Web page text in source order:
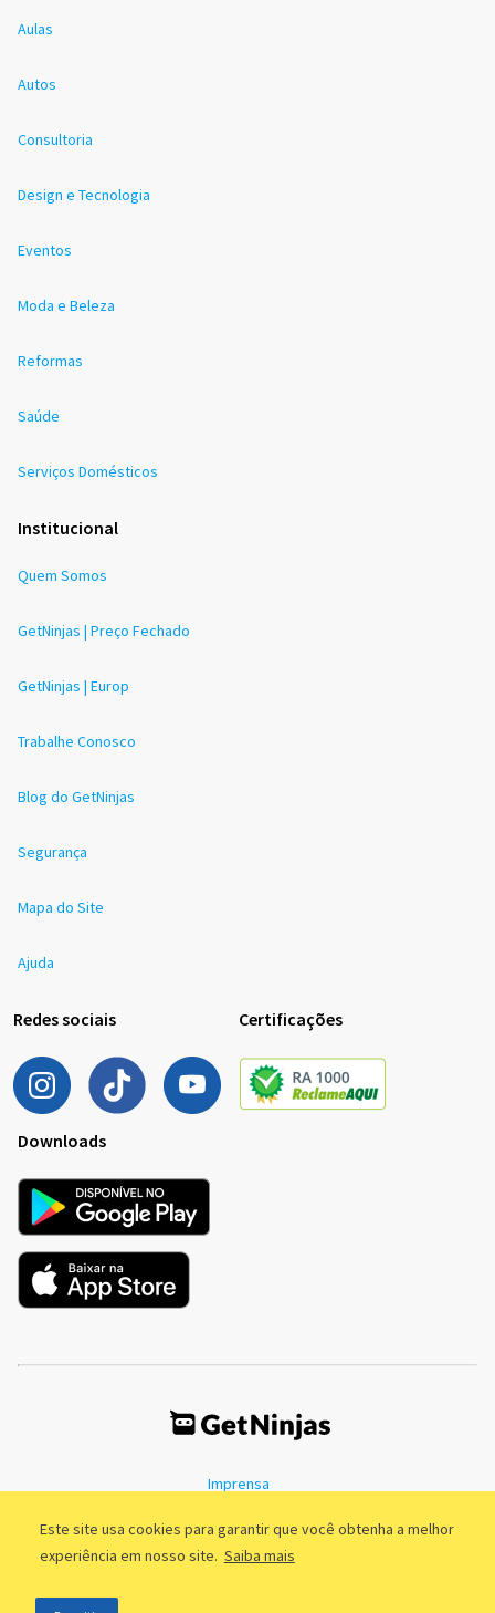
Este site usa cookies para garantir que você obtenha a melhor
experiência em nosso site. Saiba mais
Aulas
Autos
Consultoria
Design e Tecnologia
Eventos
Moda e Beleza
Reformas
Saúde
Serviços Domésticos
Institucional
Quem Somos
GetNinjas | Preço Fechado
GetNinjas | Europ
Trabalhe Conosco
Blog do GetNinjas
Segurança
Mapa do Site
Ajuda
Redes sociais Certificações
Downloads
Imprensa
Política de Privacidade